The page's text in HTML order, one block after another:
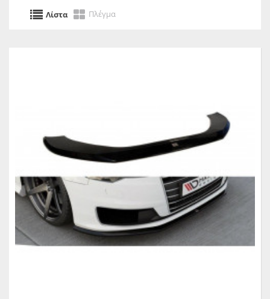
Λίστα Πλέγμα